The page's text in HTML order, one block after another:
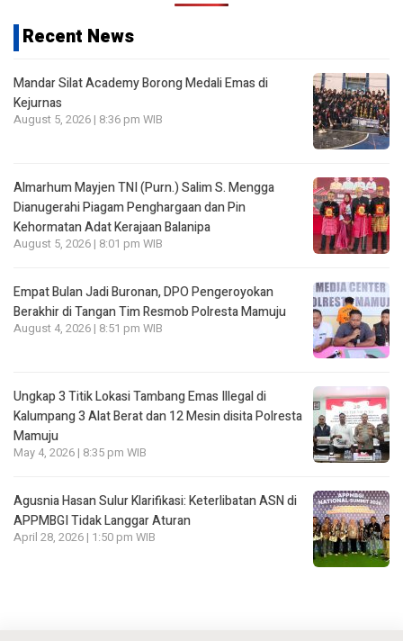
Recent News
Mandar Silat Academy Borong Medali Emas di
Kejurnas
August 5, 2026 | 8:36 pm WIB
Almarhum Mayjen TNI (Purn.) Salim S. Mengga
Dianugerahi Piagam Penghargaan dan Pin
Kehormatan Adat Kerajaan Balanipa
August 5, 2026 | 8:01 pm WIB
Empat Bulan Jadi Buronan, DPO Pengeroyokan
Berakhir di Tangan Tim Resmob Polresta Mamuju
August 4, 2026 | 8:51 pm WIB
Ungkap 3 Titik Lokasi Tambang Emas Illegal di
Kalumpang 3 Alat Berat dan 12 Mesin disita Polresta
Mamuju
May 4, 2026 | 8:35 pm WIB
Agusnia Hasan Sulur Klarifikasi: Keterlibatan ASN di
APPMBGI Tidak Langgar Aturan
April 28, 2026 | 1:50 pm WIB